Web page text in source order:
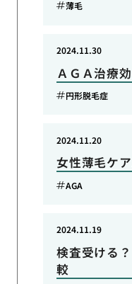
薄毛
ＡＧＡ治療
2024.11.30
円形脱毛症
女性薄毛ケ
2024.11.20
AGA
検査受ける
較
2024.11.19